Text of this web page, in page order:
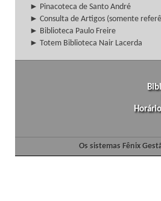
► Pinacoteca de Santo André
► Consulta de Artigos (somente
► Biblioteca Paulo Freire
► Totem Biblioteca Nair Lacerda
Os sistemas Fênix